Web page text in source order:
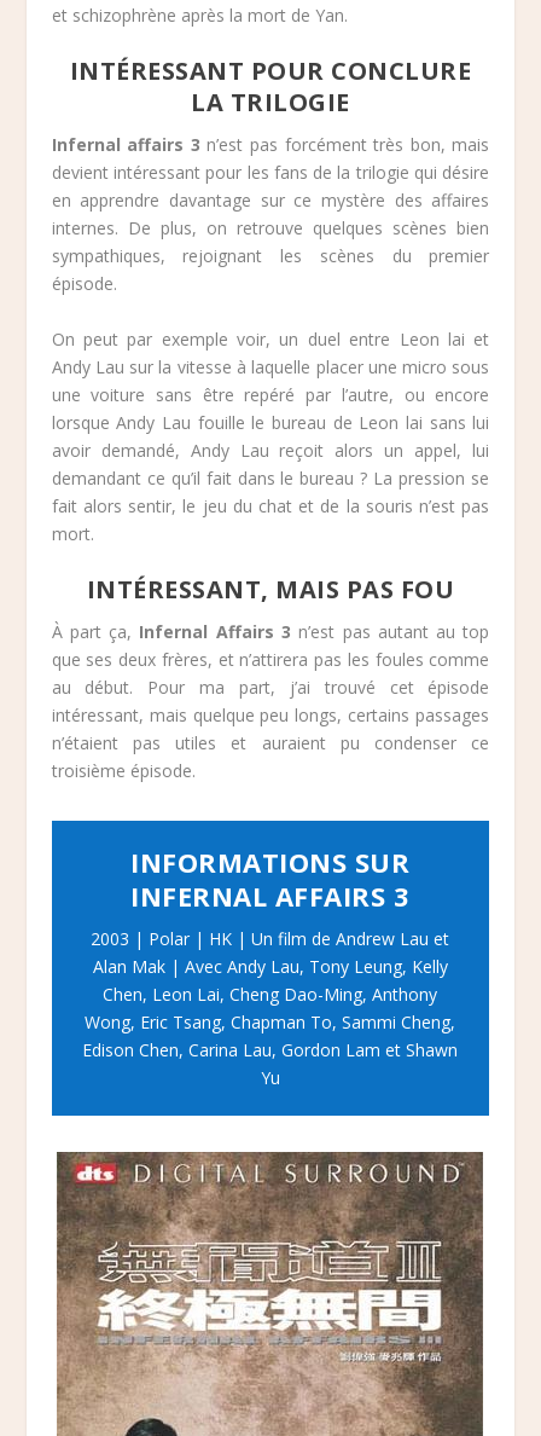
et schizophrène après la mort de Yan.
INTÉRESSANT POUR CONCLURE
LA TRILOGIE
Infernal affairs 3 n’est pas forcément très bon, mais
devient intéressant pour les fans de la trilogie qui désire
en apprendre davantage sur ce mystère des affaires
internes. De plus, on retrouve quelques scènes bien
sympathiques, rejoignant les scènes du premier
épisode.
On peut par exemple voir, un duel entre Leon lai et
Andy Lau sur la vitesse à laquelle placer une micro sous
une voiture sans être repéré par l’autre, ou encore
lorsque Andy Lau fouille le bureau de Leon lai sans lui
avoir demandé, Andy Lau reçoit alors un appel, lui
demandant ce qu’il fait dans le bureau ? La pression se
fait alors sentir, le jeu du chat et de la souris n’est pas
mort.
INTÉRESSANT, MAIS PAS FOU
À part ça, Infernal Affairs 3 n’est pas autant au top
que ses deux frères, et n’attirera pas les foules comme
au début. Pour ma part, j’ai trouvé cet épisode
intéressant, mais quelque peu longs, certains passages
n’étaient pas utiles et auraient pu condenser ce
troisième épisode.
INFORMATIONS SUR
INFERNAL AFFAIRS 3
2003 | Polar | HK | Un film de Andrew Lau et
Alan Mak | Avec Andy Lau, Tony Leung, Kelly
Chen, Leon Lai, Cheng Dao-Ming, Anthony
Wong, Eric Tsang, Chapman To, Sammi Cheng,
Edison Chen, Carina Lau, Gordon Lam et Shawn
Yu